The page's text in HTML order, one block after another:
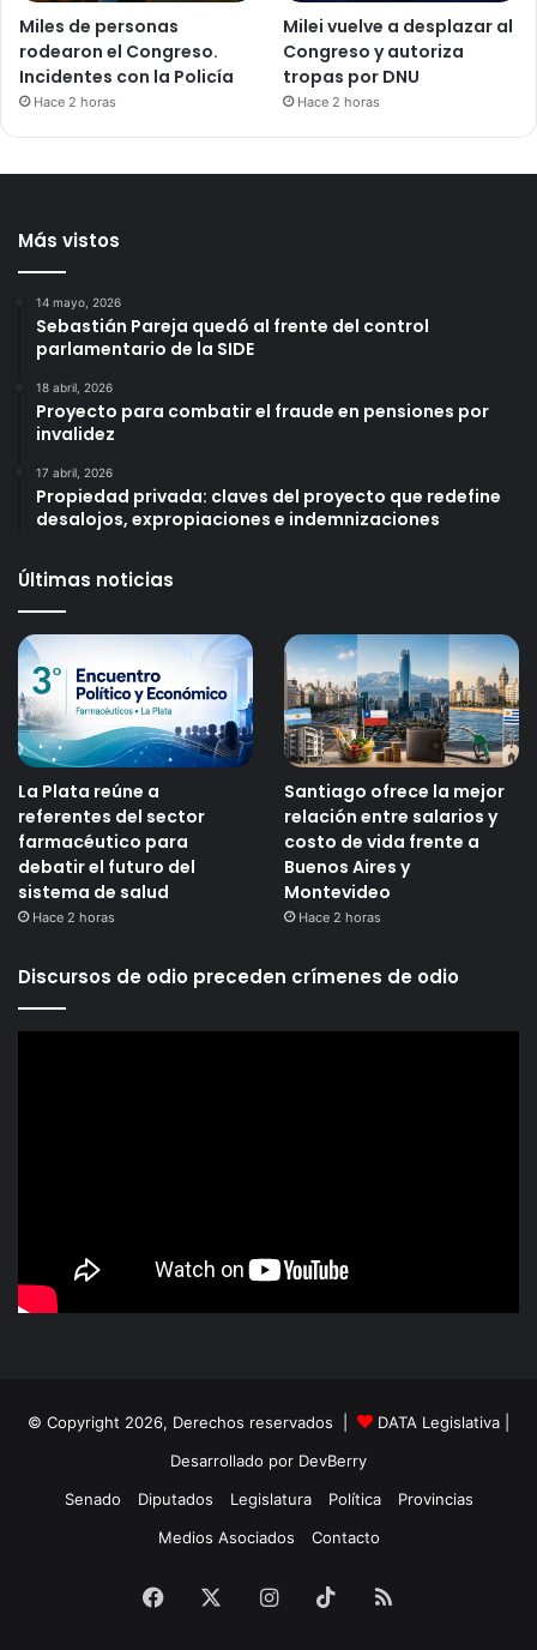
Miles de personas
rodearon el Congreso.
Incidentes con la Policía
Hace 2 horas
Milei vuelve a desplazar al
Congreso y autoriza
tropas por DNU
Hace 2 horas
Más vistos
14 mayo, 2026
Sebastián Pareja quedó al frente del control
parlamentario de la SIDE
18 abril, 2026
Proyecto para combatir el fraude en pensiones por
invalidez
17 abril, 2026
Propiedad privada: claves del proyecto que redefine
desalojos, expropiaciones e indemnizaciones
Últimas noticias
La Plata reúne a
referentes del sector
farmacéutico para
debatir el futuro del
sistema de salud
Hace 2 horas
Santiago ofrece la mejor
relación entre salarios y
costo de vida frente a
Buenos Aires y
Montevideo
Hace 2 horas
Discursos de odio preceden crímenes de odio
© Copyright 2026, Derechos reservados | DATA Legislativa
Desarrollado por DevBerry
Senado
Diputados Legislatura Política
Provincias
Medios Asociados
Contacto
Facebook Instagram
TikTokRSS